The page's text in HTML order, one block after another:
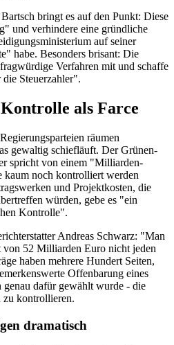
bringt es auf den Punkt: Diese
und verhindere eine gründliche
auf seiner
habe. Besonders brisant: Die
Verfahren mit und schaffe
Steuerzahler".
als Farce
räumen
gewaltig schiefläuft. Der Grünen-
spricht von einem "Milliarden-
kaum noch kontrolliert werden
und Projektkosten, die
würden, gebe es "ein
Kontrolle".
Andreas Schwarz: "Man
52 Milliarden Euro nicht jeden
haben mehrere Hundert Seiten,
Offenbarung eines
genau dafür gewählt wurde - die
zu kontrollieren.
dramatisch